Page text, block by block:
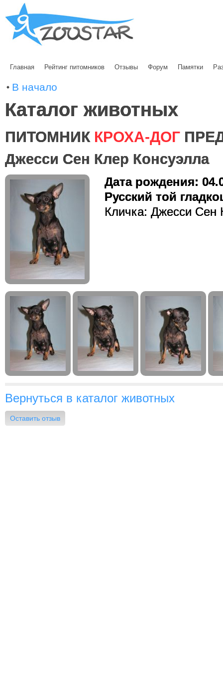
Главная Рейтинг питомников Отзывы Форум Памятки
В начало
Каталог животных
ПИТОМНИК КРОХА-ДОГ
Джесси Сен Клер Консуэлла
Дата рождения:
Русский той
Кличка: Джесси Сен
Вернуться в каталог животных
Оставить отзыв